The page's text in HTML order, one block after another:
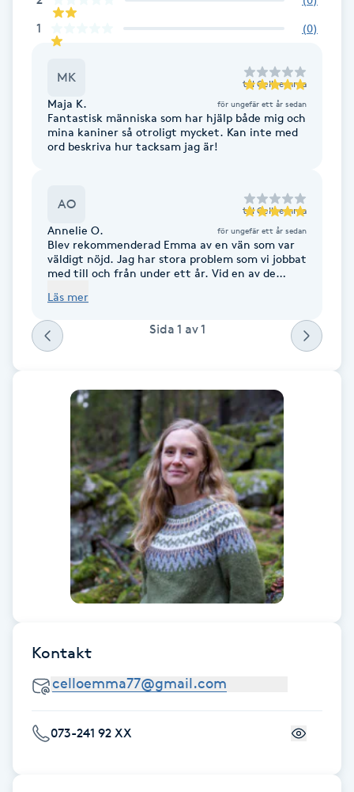
Faceliftmassage
Fet hårbotten
Fibromassage
Fotmassage
Fotsvamp
Fransborttagning
Fransfärgning
Fransförlängning
Fransförlängning Volym
Fransk manikyr
Fransrengöring
1 (0)
MK till Celloemma
Maja K. för ungefär ett år sedan
Fantastisk människa som har hjälp både mig och
mina kaniner så otroligt mycket. Kan inte med
ord beskriva hur tacksam jag är!
AO till Celloemma
Annelie O. för ungefär ett år sedan
Blev rekommenderad Emma av en vän som var
väldigt nöjd. Jag har stora problem som vi jobbat
med till och från under ett år. Vid en av de
något jag nämnde för Emma. Hon rensade bort
försvann på några minuter. Jag har provat flera
av de olika behandlingar hon har och det är
att mina onda knän inte längre gör ont. Och
det bara för att hon rensar bort dåliga energier.
Vi har jobbat till och från under ett år med att
rensa bort energier som har kopplingar till
herpes. Vid ett tillfälle fanns inga energier av
detta kvar i kroppen och jag var helt herpesfri.
Fantastiskt!
Läs mer
Sida 1 av1
Kontakt
073-241 92 XX